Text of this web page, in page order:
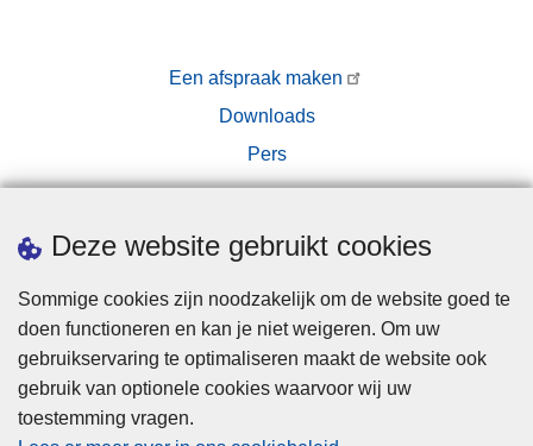
Deze website gebruikt cookies
Sommige cookies zijn noodzakelijk om de website goed te
doen functioneren en kan je niet weigeren. Om uw
gebruikservaring te optimaliseren maakt de website ook
gebruik van optionele cookies waarvoor wij uw
toestemming vragen.
Een afspraak maken
Downloads
Pers
Disclaimer
Privacy